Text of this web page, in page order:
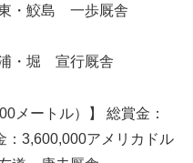
東・鮫島 一歩厩舎
・堀 宣行厩舎
メートル）】 総賞金：
：3,600,000アメリカドル